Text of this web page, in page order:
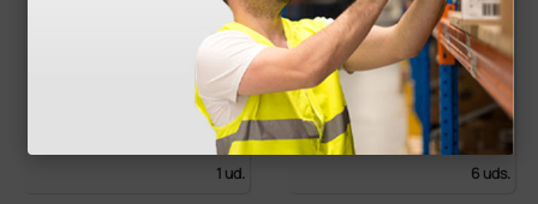
® Xenon 110 - 2,5V
1 ud.
3,5 V XL para retinos
copio Riester RI-SCO
PE
188,00 €
(Precio sin IVA)
6 uds.